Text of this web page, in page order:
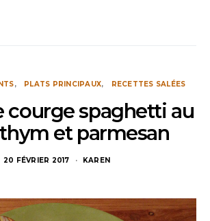
PLATS PRINCIPAUX RECETTES SALÉES
courge spaghetti au
et parmesan
20 FÉVRIER 2017 KAREN